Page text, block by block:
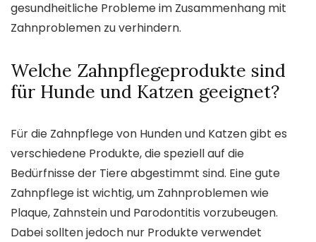
gesundheitliche Probleme im Zusammenhang mit
Zahnproblemen zu verhindern.
Welche Zahnpflegeprodukte sind
für Hunde und Katzen geeignet?
Für die Zahnpflege von Hunden und Katzen gibt es
verschiedene Produkte, die speziell auf die
Bedürfnisse der Tiere abgestimmt sind. Eine gute
Zahnpflege ist wichtig, um Zahnproblemen wie
Plaque, Zahnstein und Parodontitis vorzubeugen.
Dabei sollten jedoch nur Produkte verwendet